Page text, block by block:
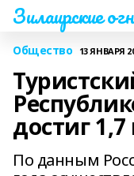
Зилаирские
Общество 13 ЯНВАРЯ
достиг
По данным